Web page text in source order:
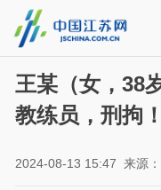
王某（女，38
教练员，刑拘！
2024-08-13 15:47 来源